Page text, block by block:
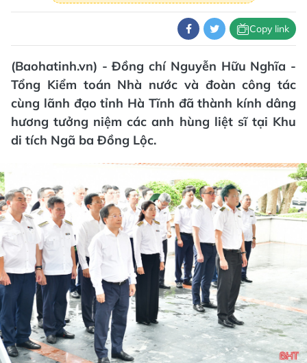
Copy link
(Baohatinh.vn) - Đồng chí Nguyễn Hữu Nghĩa -
Tổng Kiểm toán Nhà nước và đoàn công tác
cùng lãnh đạo tỉnh Hà Tĩnh đã thành kính dâng
hương tưởng niệm các anh hùng liệt sĩ tại Khu
di tích Ngã ba Đồng Lộc.